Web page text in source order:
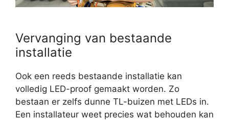
Vervanging van bestaande
installatie
Ook een reeds bestaande installatie kan
volledig LED-proof gemaakt worden. Zo
bestaan er zelfs dunne TL-buizen met LEDs in.
Een installateur weet precies wat behouden kan